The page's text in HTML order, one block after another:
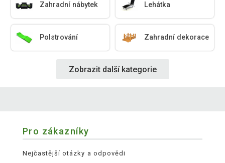
Zahradní nábytek Lehátka
Polstrování Zahradní dekorace
Zobrazit další kategorie
Pro zákazníky
Nejčastější otázky a odpovědi